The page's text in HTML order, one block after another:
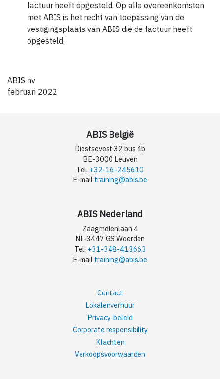
factuur heeft opgesteld. Op alle overeenkomsten
met ABIS is het recht van toepassing van de
vestigingsplaats van ABIS die de factuur heeft
opgesteld.
ABIS nv
februari 2022
ABIS België
Diestsevest 32 bus 4b
BE-3000 Leuven
Tel. +32-16-245610
E-mail training@abis.be
ABIS Nederland
Zaagmolenlaan 4
NL-3447 GS Woerden
Tel. +31-348-413663
E-mail training@abis.be
Contact
Lokalenverhuur
Privacy-beleid
Corporate responsibility
Klachten
Verkoopsvoorwaarden